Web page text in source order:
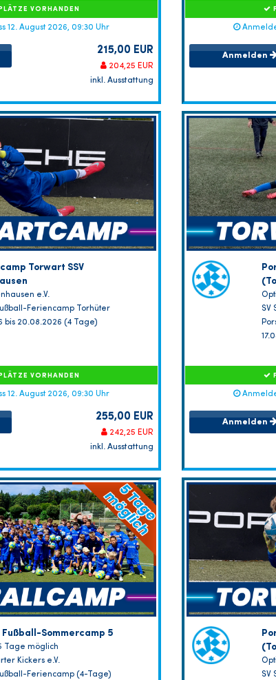
VORHANDEN
12. August 2026, 09:30 Uhr
215,00 EUR
204,25 EUR
inkl. Ausstattung
Anmelden
Torwart SSV
e.V.
Feriencamp Torhüter
bis 20.08.2026 (4 Tage)
VORHANDEN
12. August 2026, 09:30 Uhr
255,00 EUR
242,25 EUR
inkl. Ausstattung
SV
Anmelden
Fußball-Sommercamp 5
Tage möglich
Kickers e.V.
Feriencamp (4-Tage)
SV